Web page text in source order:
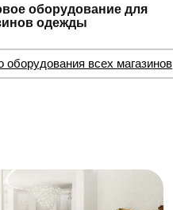
оборудование для
одежды
оборудования всех магазинов